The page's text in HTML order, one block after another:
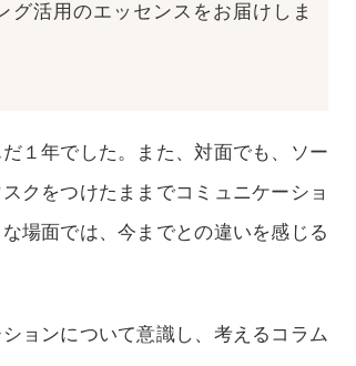
活用のエッセンスをお届けしま
１年でした。また、対面でも、ソー
クをつけたままでコミュニケーショ
場面では、今までとの違いを感じる
ョンについて意識し、考えるコラム